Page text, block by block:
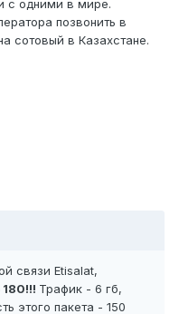
с одними в мире.
позвонить в
сотовый в Казахстане.
связи Etisalat,
180!!! Трафик - 6 гб,
этого пакета - 150